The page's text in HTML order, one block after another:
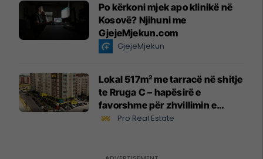
Po kërkoni mjek apo klinikë në
Kosovë? Njihuni me
GjejeMjekun.com
GjejeMjekun
Lokal 517m² me tarracë në shitje
te Rruga C – hapësirë e
favorshme për zhvillimin e
biznesit #15796
Pro Real Estate